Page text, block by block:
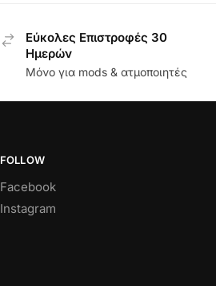
Εύκολες Επιστροφές 30
Ημερών
Μόνο για mods & ατμοποιητές
FOLLOW
Facebook
Instagram